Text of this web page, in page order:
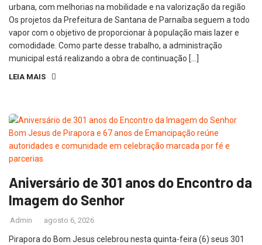
urbana, com melhorias na mobilidade e na valorização da região
Os projetos da Prefeitura de Santana de Parnaíba seguem a todo
vapor com o objetivo de proporcionar à população mais lazer e
comodidade. Como parte desse trabalho, a administração
municipal está realizando a obra de continuação […]
LEIA MAIS
Aniversário de 301 anos do Encontro da
Imagem do Senhor
Admin agosto 6, 2026
Pirapora do Bom Jesus celebrou nesta quinta-feira (6) seus 301